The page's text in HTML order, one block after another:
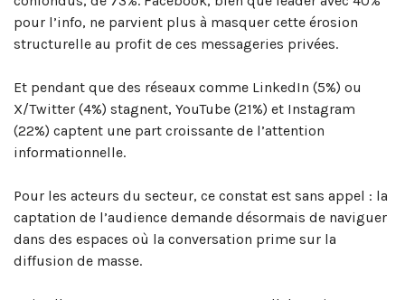
pour l’info, ne parvient plus à masquer cette érosion
structurelle au profit de ces messageries privées.
Et pendant que des réseaux comme LinkedIn (5%) ou
X/Twitter (4%) stagnent, YouTube (21%) et Instagram
(22%) captent une part croissante de l’attention
informationnelle.
Pour les acteurs du secteur, ce constat est sans appel : la
captation de l’audience demande désormais de naviguer
dans des espaces où la conversation prime sur la
diffusion de masse.